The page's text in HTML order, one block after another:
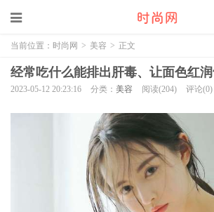
当前位置： 时尚网 > 美容 > 正文
经常吃什么能排出肝毒、让面色红润
2023-05-12 20:23:16 分类： 美容 阅读(204) 评论(0)